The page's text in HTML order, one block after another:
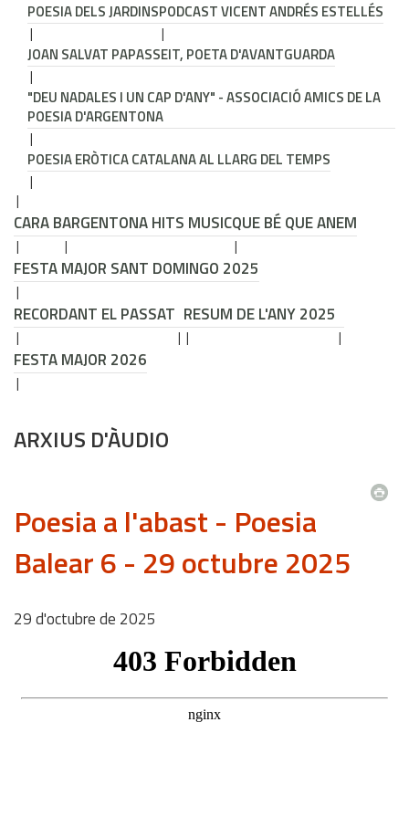
POESIA DELS JARDINSPODCAST VICENT ANDRÉS ESTELLÉS
JOAN SALVAT PAPASSEIT, POETA D'AVANTGUARDA
"DEU NADALES I UN CAP D'ANY" - ASSOCIACIÓ AMICS DE LA
POESIA D'ARGENTONA
POESIA ERÒTICA CATALANA AL LLARG DEL TEMPS
CARA BARGENTONA HITS MUSICQUE BÉ QUE ANEM
FESTA MAJOR SANT DOMINGO 2025
RECORDANT EL PASSAT RESUM DE L'ANY 2025
FESTA MAJOR 2026
ARXIUS D'ÀUDIO
Poesia a l'abast - Poesia
Balear 6 - 29 octubre 2025
29d'octubrede 2025